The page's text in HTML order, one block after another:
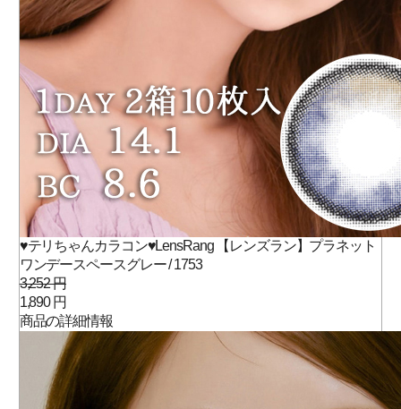
♥テリちゃんカラコン♥LensRang 【レンズラン】プラネット
ワンデースペースグレー / 1753
3,252 円
1,890 円
商品の詳細情報